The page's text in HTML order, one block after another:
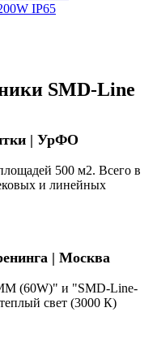
IP65
SMD-Line
| УрФО
500 м2. Всего в
и линейных
| Москва
(60W)" и "SMD-Line-
свет (3000 К)